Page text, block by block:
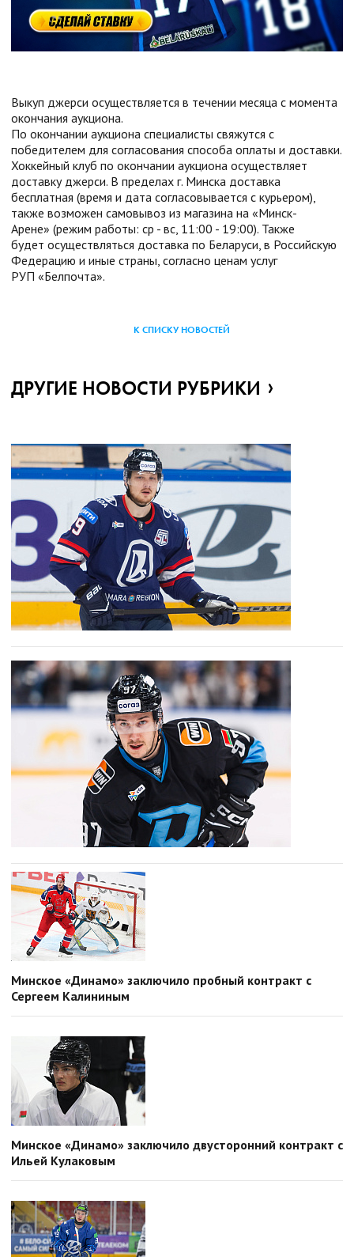
Выкуп джерси осуществляется в течении месяца с момента
окончания аукциона.
По окончании аукциона специалисты свяжутся с
победителем для согласования способа оплаты и доставки.
Хоккейный клуб по окончании аукциона осуществляет
доставку джерси. В пределах г. Минска доставка
бесплатная (время и дата согласовывается с курьером),
также возможен самовывоз из магазина на «Минск-
Арене» (режим работы: ср - вс, 11:00 - 19:00). Также
будет осуществляться доставка по Беларуси, в Российскую
Федерацию и иные страны, согласно ценам услуг
РУП «Белпочта».
К СПИСКУ НОВОСТЕЙ
ДРУГИЕ НОВОСТИ РУБРИКИ
Минское «Динамо» заключило пробный контракт с
Сергеем Калининым
Минское «Динамо» заключило двусторонний контракт с
Ильей Кулаковым